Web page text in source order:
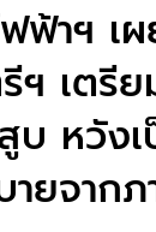
ฟ้าฯ เ
เตรีย
หวังเ
ยจาก